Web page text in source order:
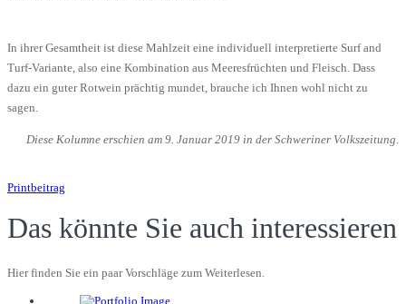
In ihrer Gesamtheit ist diese Mahlzeit eine individuell interpretierte Surf and
Turf-Variante, also eine Kombination aus Meeresfrüchten und Fleisch. Dass
dazu ein guter Rotwein prächtig mundet, brauche ich Ihnen wohl nicht zu
sagen.
Diese Kolumne erschien am 9. Januar 2019 in der Schweriner Volkszeitung.
Printbeitrag
Das könnte Sie auch interessieren
Hier finden Sie ein paar Vorschläge zum Weiterlesen.